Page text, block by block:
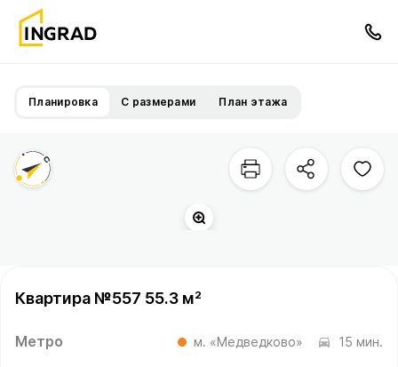
Планировка С размерами План этажа
Квартира №557 55.3 м²
Метро м. «Медведково» 15 мин.